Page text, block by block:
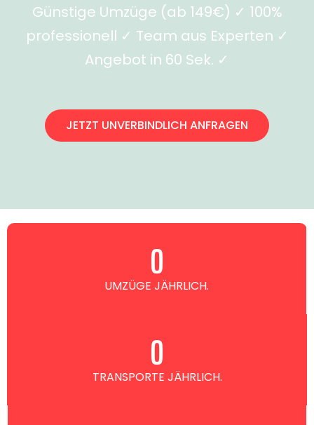
Günstige Umzüge (ab 149€) ✓ 100%
professionell ✓ Team aus Experten ✓
Angebot in 60 Sek. ✓
JETZT UNVERBINDLICH ANFRAGEN
UMZÜGE JÄHRLICH.
0
TRANSPORTE JÄHRLICH.
0